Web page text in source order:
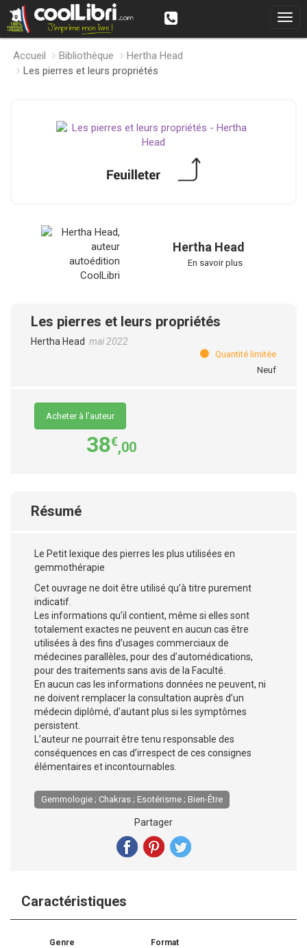
Accueil Bibliothèque
Hertha Head
Les pierres et leurs propriétés
Hertha Head
En savoir plus
Les pierres et leurs propriétés
Hertha Head mai 2022
Quantité limitée
Neuf
Acheter à l’auteur
38€,00
Résumé
Le Petit lexique des pierres les plus utilisées en
gemmothérapie
Cet ouvrage ne doit être utilisé qu’à titre purement
indicatif.
Les informations qu’il contient, même si elles sont
totalement exactes ne peuvent en aucun cas être
utilisées à des fins d’usages commerciaux de
médecines parallèles, pour des d’automédications,
pour des traitements sans avis de la Faculté.
En aucun cas les informations données ne peuvent, ni
ne doivent remplacer la consultation auprès d’un
médecin diplômé, d’autant plus si les symptômes
persistent.
L’auteur ne pourrait être tenu responsable des
conséquences en cas d’irrespect de ces consignes
élémentaires et incontournables.
Gemmologie ; Chakras ; Esotérisme ; Bien-Être
Partager
Caractéristiques
Genre Format